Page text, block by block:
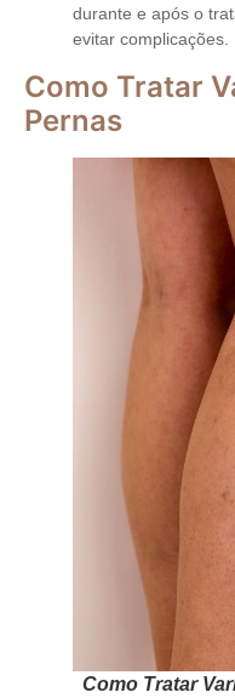
durante e após o
evitar complicações.
Como Tratar
Pernas
Como Tratar